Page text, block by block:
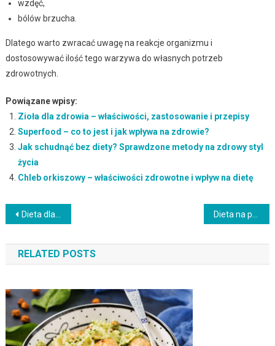
wzdęć,
bólów brzucha.
Dlatego warto zwracać uwagę na reakcje organizmu i
dostosowywać ilość tego warzywa do własnych potrzeb
zdrowotnych.
Powiązane wpisy:
Zioła dla zdrowia – właściwości, zastosowanie i przepisy
Superfood – co to jest i jak wpływa na zdrowie?
Jak schudnąć bez diety? Sprawdzone metody na zdrowy styl
życia
Chleb orkiszowy – właściwości zdrowotne i wpływ na dietę
Nawigacja
wpisu
Dieta dla grupy krwi AB – zasady, produkty i efekt zdrowotny
RELATED POSTS